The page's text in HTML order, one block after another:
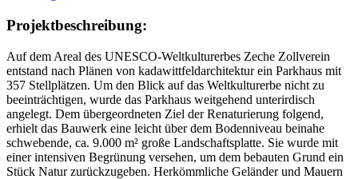
Projektbeschreibung:
Auf dem Areal des UNESCO-Weltkulturerbes Zeche Zollverein
entstand nach Plänen von kadawittfeldarchitektur ein Parkhaus mit
357 Stellplätzen. Um den Blick auf das Weltkulturerbe nicht zu
beeinträchtigen, wurde das Parkhaus weitgehend unterirdisch
angelegt. Dem übergeordneten Ziel der Renaturierung folgend,
erhielt das Bauwerk eine leicht über dem Bodenniveau beinahe
schwebende, ca. 9.000 m² große Landschaftsplatte. Sie wurde mit
einer intensiven Begrünung versehen, um dem bebauten Grund ein
Stück Natur zurückzugeben. Herkömmliche Geländer und Mauern